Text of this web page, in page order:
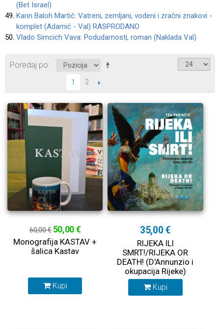
(Bet Israel)
Karin Baloh Martić: Vatreni, zemljani, vodeni i zračni znakovi -
komplet (Adamić - Val) RASPRODANO
Vlado Simcich Vava: Podudarnosti, roman (Naklada Val)
Poredaj po
1 2 SLIJEDEĆI
60,00 € 50,00 €
Monografija KASTAV +
šalica Kastav
Kupi
35,00 €
RIJEKA ILI
SMRT!/RIJEKA OR
DEATH! (D'Annunzio i
okupacija Rijeke)
Kupi